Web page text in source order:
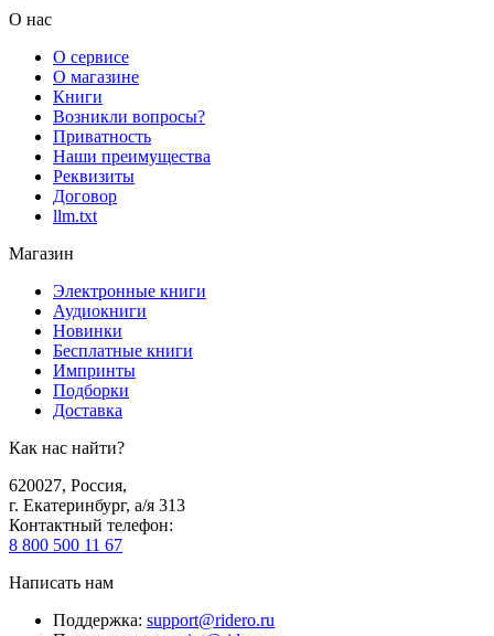
О нас
О сервисе
О магазине
Книги
Возникли вопросы?
Приватность
Наши преимущества
Реквизиты
Договор
llm.txt
Магазин
Электронные книги
Аудиокниги
Новинки
Бесплатные книги
Импринты
Подборки
Доставка
Как нас найти?
620027, Россия,
г. Екатеринбург, а/я 313
Контактный телефон:
8 800 500 11 67
Написать нам
Поддержка: support@ridero.ru